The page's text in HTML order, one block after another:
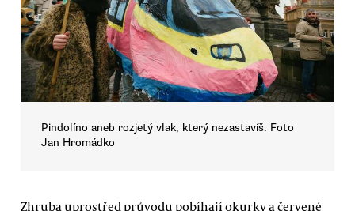
Pindolíno aneb rozjetý vlak, který nezastavíš. Foto
Jan Hromádko
Zhruba uprostřed průvodu pobíhají okurky a červené